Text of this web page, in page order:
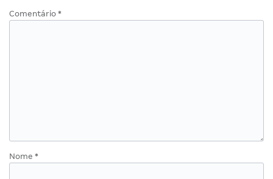
Comentário *
Nome *